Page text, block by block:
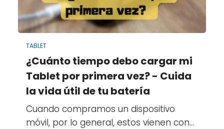
TABLET
¿Cuánto tiempo debo cargar mi
Tablet por primera vez? - Cuida
la vida útil de tu batería
Cuando compramos un dispositivo
móvil, por lo general, estos vienen con…